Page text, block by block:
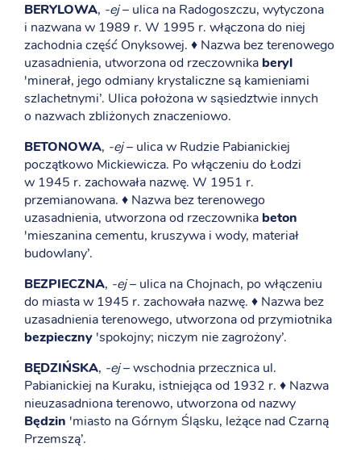
BERYLOWA, -ej– ulica na Radogoszczu, wytyczona
i nazwana w 1989 r. W 1995 r. włączona do niej
zachodnia część Onyksowej. ♦ Nazwa bez terenowego
uzasadnienia, utworzona od rzeczownika beryl
'minerał, jego odmiany krystaliczne są kamieniami
szlachetnymi’. Ulica położona w sąsiedztwie innych
o nazwach zbliżonych znaczeniowo.
BETONOWA, -ej– ulica w Rudzie Pabianickiej
początkowo Mickiewicza. Po włączeniu do Łodzi
w 1945 r. zachowała nazwę. W 1951 r.
przemianowana. ♦ Nazwa bez terenowego
uzasadnienia, utworzona od rzeczownika beton
'mieszanina cementu, kruszywa i wody, materiał
budowlany’.
BEZPIECZNA, -ej– ulica na Chojnach, po włączeniu
do miasta w 1945 r. zachowała nazwę. ♦ Nazwa bez
uzasadnienia terenowego, utworzona od przymiotnika
bezpieczny 'spokojny; niczym nie zagrożony’.
BĘDZIŃSKA, -ej– wschodnia przecznica ul.
Pabianickiej na Kuraku, istniejąca od 1932 r. ♦ Nazwa
nieuzasadniona terenowo, utworzona od nazwy
Będzin 'miasto na Górnym Śląsku, leżące nad Czarną
Przemszą’.